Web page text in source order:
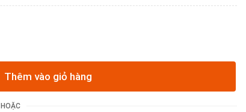
Thêm vào giỏ hàng
HOẶC